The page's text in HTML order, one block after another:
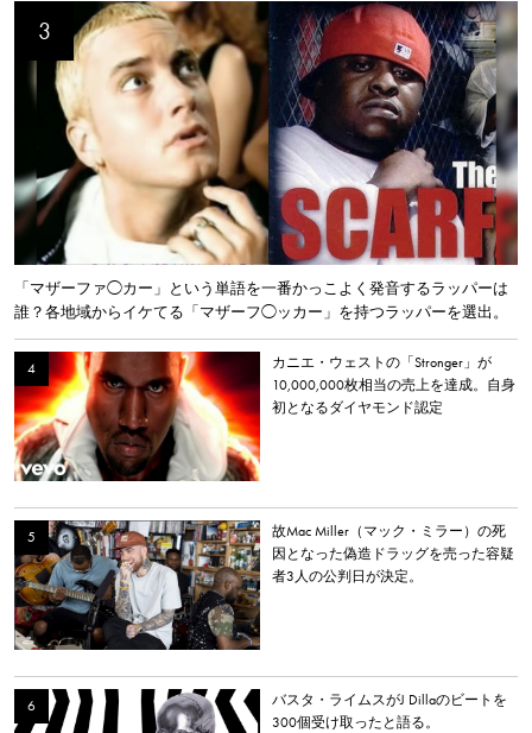
「マザーファ◯カー」という単語を一番かっこよく発音するラッパーは
誰？各地域からイケてる「マザーフ◯ッカー」を持つラッパーを選出。
カニエ・ウェストの「Stronger」が
10,000,000枚相当の売上を達成。自身
初となるダイヤモンド認定
故Mac Miller（マック・ミラー）の死
因となった偽造ドラッグを売った容疑
者3人の公判日が決定。
バスタ・ライムスがJ Dillaのビートを
300個受け取ったと語る。